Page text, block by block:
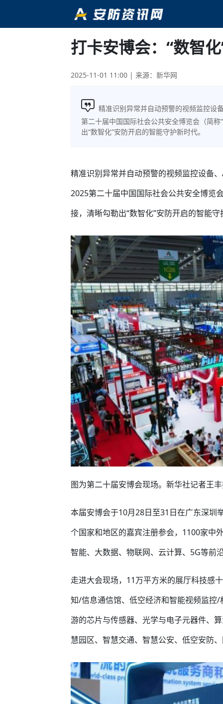
打卡安博会：“数智
2025-11-01 11:00 | 来源：新华网
精准识别异常并自动预警的视频监控设
第二十届中国国际社会公共安全博览会（简
出“数智化”安防开启的智能守护新时代。
精准识别异常并自动预警的视频监控设备
2025第二十届中国国际社会公共安全博览
接，清晰勾勒出“数智化”安防开启的智能
图为第二十届安博会现场。新华社记者王
本届安博会于10月28日至31日在广东深圳
个国家和地区的嘉宾注册参会，1100家中
智能、大数据、物联网、云计算、5G等前
走进大会现场，11万平方米的展厅科技感
知/信息通信馆、低空经济和智能视频监控
游的芯片与传感器、光学与电子元器件、
慧园区、智慧交通、智慧公安、低空安防